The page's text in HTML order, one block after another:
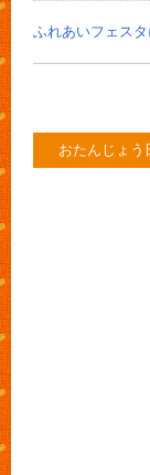
ふれあいフェス
おたんじょう